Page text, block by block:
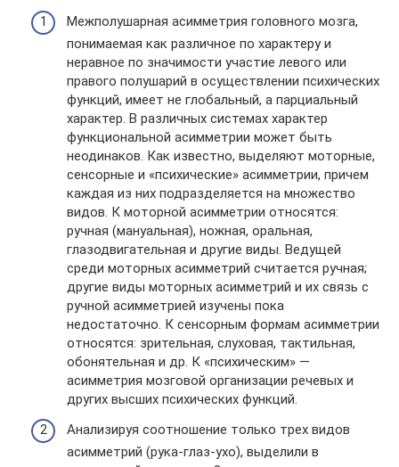
Межполушарная асимметрия головного мозга,
понимаемая как различное по характеру и
неравное по значимости участие левого или
правого полушарий в осуществлении психических
функций, имеет не глобальный, а парциальный
характер. В различных системах характер
функциональной асимметрии может быть
неодинаков. Как известно, выделяют моторные,
сенсорные и «психические» асимметрии, причем
каждая из них подразделяется на множество
видов. К моторной асимметрии относятся:
ручная (мануальная), ножная, оральная,
глазодвигательная и другие виды. Ведущей
среди моторных асимметрий считается ручная;
другие виды моторных асимметрий и их связь с
ручной асимметрией изучены пока
недостаточно. К сенсорным формам асимметрии
относятся: зрительная, слуховая, тактильная,
обонятельная и др. К «психическим» —
асимметрия мозговой организации речевых и
других высших психических функций.
Анализируя соотношение только трех видов
асимметрий (рука-глаз-ухо), выделили в